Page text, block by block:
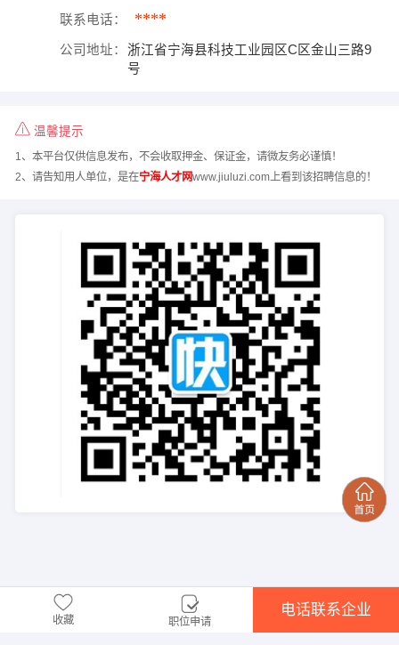
联系电话： ****
公司地址：
浙江省宁海县科技工业园区C区金山三路9
号
温馨提示
1、本平台仅供信息发布，不会收取押金、保证金，请微友务必谨慎！
2、请告知用人单位，是在宁海人才网www.jiuluzi.com上看到该招聘信息的！
收藏 职位申请
电话联系企业